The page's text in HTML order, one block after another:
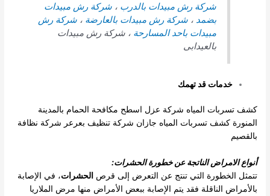
شركة رش مبيدات بالدرب ،شركة رش مبيدات
بضمد ،شركة رش مبيدات بالعارضة ،شركة رش
مبيدات باحد المسارحة ، شركة رش مبيدات
بالعيدابى
خدمات قد تهمك
كشف تسربات المياه شركة عزل اسطح مكافحة الحمام بالمدينة
المنورة كشف تسربات المياه جازان شركة تنظيف بعرعر شركة نظافة
بالقصيم
أنواع الامراض الناتجة عن خطورة الحشرات:
تتمثل الخطورة التي تنتج عن التعرض إلى قرص الحشرات، في الإصابة
بالأمراض الناقلة فقد يتم الإصابة ببعض الأمراض منها مرض الملاريا